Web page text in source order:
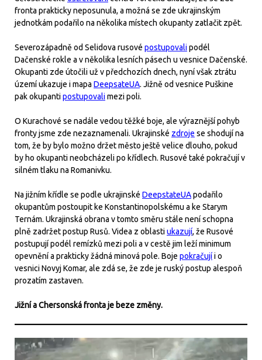
fronta prakticky neposunula, a možná se zde ukrajinským
jednotkám podařilo na několika místech okupanty zatlačit zpět.
Severozápadně od Selidova rusové postupovalipodél
Dačenské rokle a v několika lesních pásech u vesnice Dačenské.
Okupanti zde útočili už v předchozích dnech, nyní však ztrátu
území ukazuje i mapa DeepsateUA. Jižně od vesnice Puškine
pak okupantipostupovalimezi poli.
O Kurachové se nadále vedou těžké boje, ale výraznější pohyb
fronty jsme zde nezaznamenali. Ukrajinské zdroje se shodují na
tom, že by bylo možno držet město ještě velice dlouho, pokud
by ho okupanti neobcházeli po křídlech. Rusové také pokračují v
silném tlaku na Romanivku.
Na jižním křídle se podle ukrajinské DeepstateUApodařilo
okupantům postoupit ke Konstantinopolskému a ke Starym
Ternám. Ukrajinská obrana v tomto směru stále není schopna
plně zadržet postup Rusů. Videa z oblastiukazují, že Rusové
postupují podél remízků mezi poli a v cestě jim leží minimum
opevnění a prakticky žádná minová pole. Boje pokračujíi o
vesnici Novyj Komar, ale zdá se, že zde je ruský postup alespoň
prozatím zastaven.
Jižní a Chersonská fronta je beze změny.